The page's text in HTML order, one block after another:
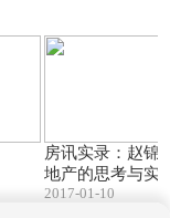
房讯实录：赵锦
地产的思考与实
2017-01-10